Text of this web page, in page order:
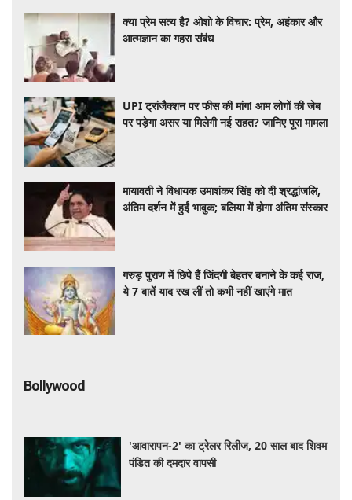
क्या प्रेम सत्य है? ओशो के विचार: प्रेम, अहंकार और
आत्मज्ञान का गहरा संबंध
UPI ट्रांजैक्शन पर फीस की मांग! आम लोगों की जेब
पर पड़ेगा असर या मिलेगी नई राहत? जानिए पूरा मामला
मायावती ने विधायक उमाशंकर सिंह को दी श्रद्धांजलि,
अंतिम दर्शन में हुईं भावुक; बलिया में होगा अंतिम संस्कार
गरुड़ पुराण में छिपे हैं जिंदगी बेहतर बनाने के कई राज,
ये 7 बातें याद रख लीं तो कभी नहीं खाएंगे मात
Bollywood
'आवारापन-2' का ट्रेलर रिलीज, 20 साल बाद शिवम
पंडित की दमदार वापसी